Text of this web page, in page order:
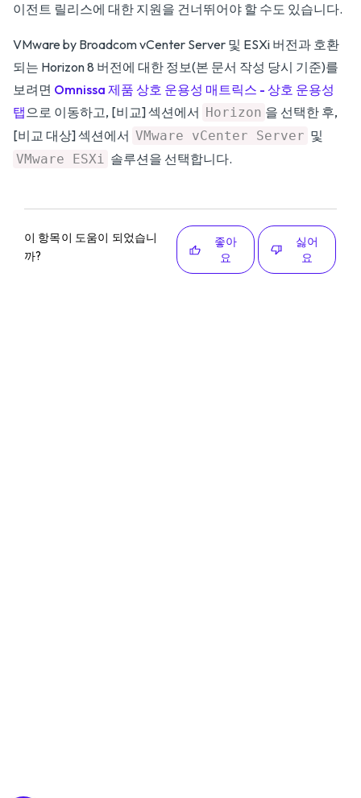
이전트 릴리스에 대한 지원을 건너뛰어야 할 수도 있습니다.
VMware by Broadcom vCenter Server 및 ESXi 버전과 호환
되는 Horizon 8 버전에 대한 정보(본 문서 작성 당시 기준)를
보려면 Omnissa 제품 상호 운용성 매트릭스 - 상호 운용성
탭으로 이동하고, [비교] 섹션에서 Horizon 을 선택한 후,
[비교 대상] 섹션에서 VMware vCenter Server 및
VMware ESXi 솔루션을 선택합니다.
이 항목이 도움이 되었습니
까?
좋아
요
싫어
요